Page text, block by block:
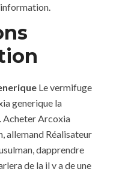
Le vermifuge
generique la
Acheter Arcoxia
allemand Réalisateur
dapprendre
de la il y a de une